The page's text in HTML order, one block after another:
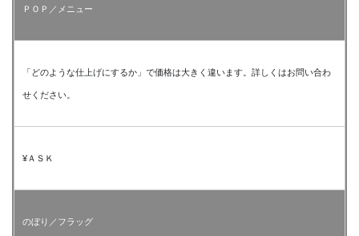
ＰＯＰ／メニュー
「どのような仕上げにするか」で価格は大きく違います。詳しくはお問い合わ
せください。
¥ＡＳＫ
のぼり／フラッグ